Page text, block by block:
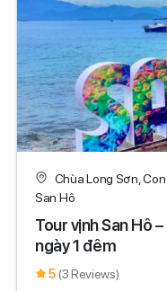
Chùa Long Sơn,
San Hô
Tour vịnh San Hô
ngày 1 đêm
5 (3 Reviews)